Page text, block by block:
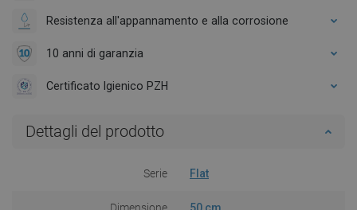
Resistenza all'appannamento e alla corrosione
10 anni di garanzia
Certificato Igienico PZH
Dettagli del prodotto
Serie Flat
Dimensione 50 cm